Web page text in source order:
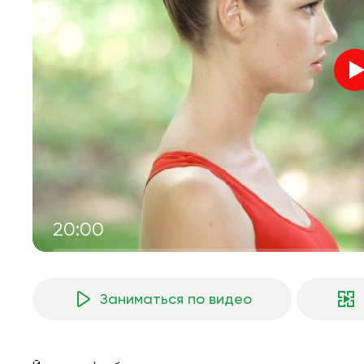
20:00
Заниматься по видео